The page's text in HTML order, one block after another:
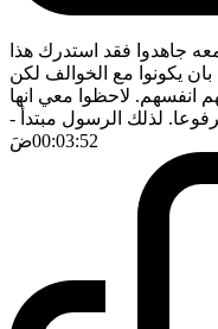
جاهدوا فقد استدرك هذا
يكونوا مع الخوالف لكن
انفسهم. لاحظوا معي انها
لذلك الرسول مبتدأ -
00:03:52ضَ